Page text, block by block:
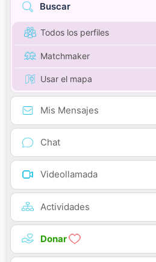
Buscar
Todos los perfiles
Matchmaker
Usar el mapa
Mis Mensajes
Chat
Videollamada
Actividades
Donar